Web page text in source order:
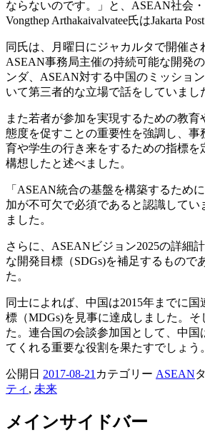
ならないのです。」と、ASEAN社会
Vongthep Arthakaivalvatee氏はJakarta
同氏は、月曜日にジャカルタで開催さ
ASEAN事務局主催の持続可能な開発
ンダ、ASEAN対する中国のミッショ
いて第三者的な立場で話をしていまし
また若者が参加を実現するための教育
態度を促すことの重要性を強調し、事
育や学生の行き来をするための指標を
構想したと述べました。
「ASEAN統合の基盤を構築するため
加が不可欠で必須であると認識してい
ました。
さらに、ASEANビジョン2025の詳細
な開発目標（SDGs)を補足するもので
た。
同士によれば、中国は2015年までに国
標（MDGs)を見事に達成しました。そ
た。連合国の会談参加国として、中国
てくれる重要な役割を果たすでしょう。
公開日 2017-08-21 カテゴリー ASEAN
ティ , 未来
メインサイドバー